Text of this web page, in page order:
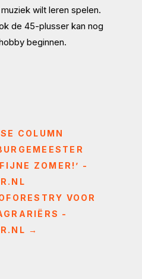
wilt leren spelen.
de 45-plusser kan nog
beginnen.
COLUMN
ZOMER!’ -
VOOR
-
→